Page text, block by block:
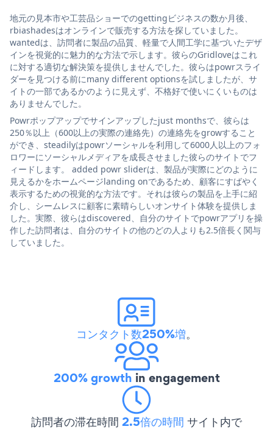
地元の見本市や工芸品ショーでのgettingビジネスの数か月後、
rbiashadesはオンラインで販売する方法を探していました。
wantedは、訪問者に製品の品質、軽量で人間工学に基づいたデザ
インを視覚的に魅力的な方法で示します。彼らのGridloveはこれ
に対する適切な解決策を提供しませんでした。彼らはpowrスライ
ダーを見つける前にmany different optionsを試しましたが、サ
イトの一部であるかのように見えず、不格好で使いにくいものは
ありませんでした。
Powrポップアップでサインアップしたjust monthsで、彼らは
250％以上（600以上の実際の連絡先）の連絡先をgrowすること
ができ、steadilyはpowrソーシャルを利用して6000人以上のフォ
ロワーにソーシャルメディアを成長させました彼らのサイトでフ
ィードします。 added powr sliderは、製品が実際にどのように
見えるかをホームページlanding onであるため、顧客にすばやく
表示するための視覚的な方法です。それは彼らの製品を上手に紹
介し、シームレスに顧客に素晴らしいオンサイト体験を提供しま
した。実際、彼らはdiscovered、自分のサイトでpowrアプリを操
作した訪問者は、自分のサイトの他のどの人よりも2.5倍長く関与
していました。
コンタクト数250%増。
200% growth in engagement
訪問者の滞在時間 2.5倍の時間 サイト内で